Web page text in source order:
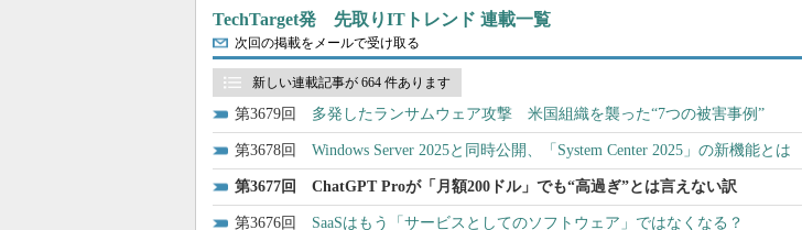
TechTarget発 先取りITトレンド 連載一覧
次回の掲載をメールで受け取る
新しい連載記事が 664 件あります
3679 多発したランサムウェア攻撃 米国組織を襲った“7つの被害事例”
3678 Windows Server 2025と同時公開、「System Center 2025」の新機能とは
3677 ChatGPT Proが「月額200ドル」でも“高過ぎ”とは言えない訳
3676 SaaSはもう「サービスとしてのソフトウェア」ではなくなる？